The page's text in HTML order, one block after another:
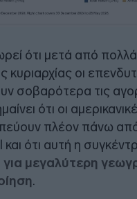
ότι μετά από
κυριαρχίας οι
σοβαρότερα τις
ότι οι
πλέον πάνω
ότι αυτή η
μεγαλύτερη
.